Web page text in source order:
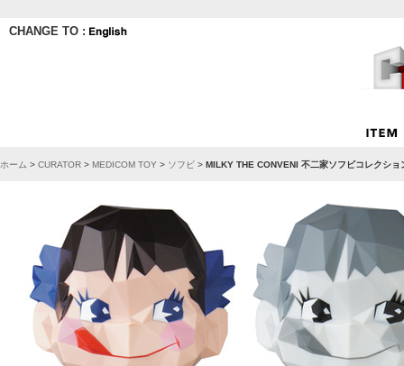
CHANGE TO :
ホーム > CURATOR > MEDICOM TOY > ソフビ > MILKY THE CONVENI 不二家ソフビコレクショ